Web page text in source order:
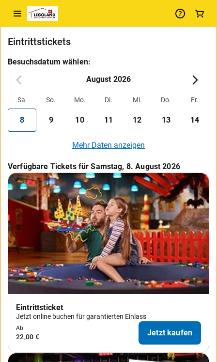
Eintrittstickets
Besuchsdatum wählen:
August 2026
Sa. So. Mo. Di. Mi. Do. Fr.
8 9 10 11 12 13 14
Mehr Daten anzeigen
Verfügbare Tickets für Samstag, 8. August 2026
Eintrittsticket
Jetzt online buchen für garantierten Einlass
Ab
22,00 € Jetzt kaufen